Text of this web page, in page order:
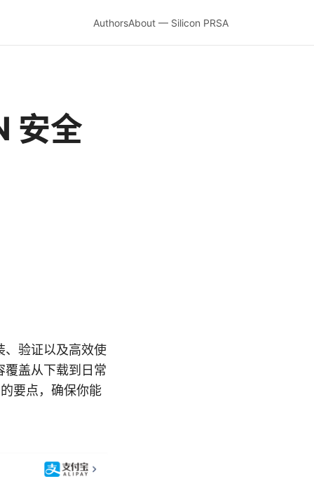
AuthorsAbout — Silicon PRSA
安全
验证以及高效使
覆盖从下载到日常
要点，确保你能